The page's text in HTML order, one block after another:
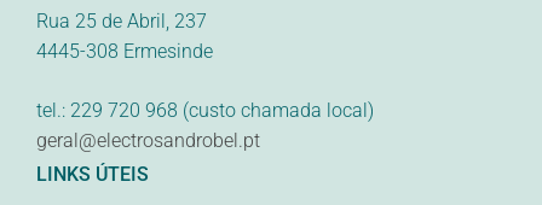
Rua 25 de Abril, 237
4445-308 Ermesinde
tel.: 229 720 968 (custo chamada local)
geral@electrosandrobel.pt
LINKS ÚTEIS